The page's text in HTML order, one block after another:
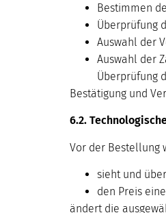
Bestimmen
Überprüfung
Auswahl der
Auswahl der
Überprüfung
Bestätigung und
6.2.
Vor der Bestellung
sieht und
den Preis
ändert die